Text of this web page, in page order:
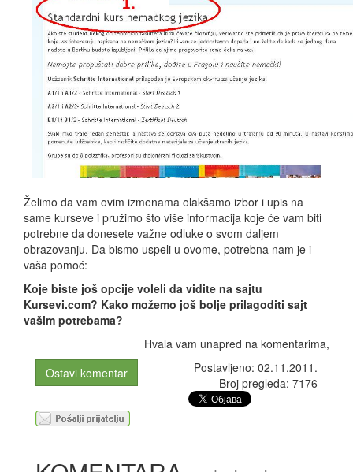
Želimo da vam ovim izmenama olakšamo izbor i upis na
same kurseve i pružimo što više informacija koje će vam biti
potrebne da donesete važne odluke o svom daljem
obrazovanju. Da bismo uspeli u ovome, potrebna nam je i
vaša pomoć:
Koje biste još opcije voleli da vidite na sajtu
Kursevi.com? Kako možemo još bolje prilagoditi sajt
vašim potrebama?
Hvala vam unapred na komentarima,
Ostavi komentar
Postavljeno: 02.11.2011.
Broj pregleda: 7176